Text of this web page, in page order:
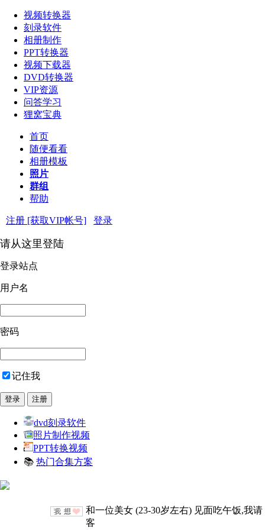
视频转换器
刻录软件
相册制作
PPT转换器
视频下载器
DVD转换器
VIP资源
问答学习
狸窝宝典
首页
随便看看
相册模板
照片
群组
帮助
注册 [获取VIP帐号] 登录
请从这里登陆
登录站点
用户名
密码
记住我
dvd刻录软件
照片制作视频
PPT转换视频
📚 热门合集方案
和一位美女 (23-30岁左右) 见面吃午饭,我请
客